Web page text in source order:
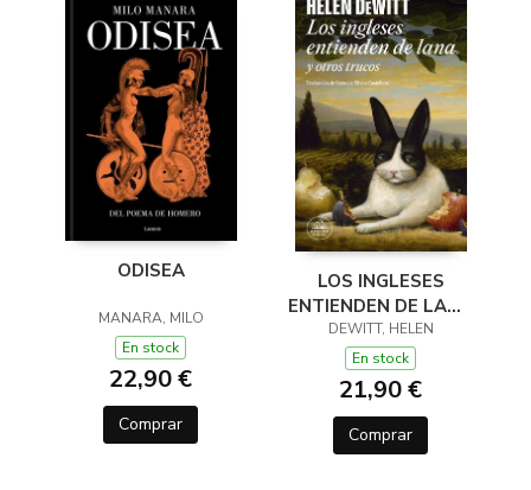
ODISEA
MANARA, MILO
En stock
22,90 €
Comprar
LOS INGLESES
ENTIENDEN DE LANA
(Y OTROS TRUCOS)
DEWITT, HELEN
En stock
21,90 €
Comprar